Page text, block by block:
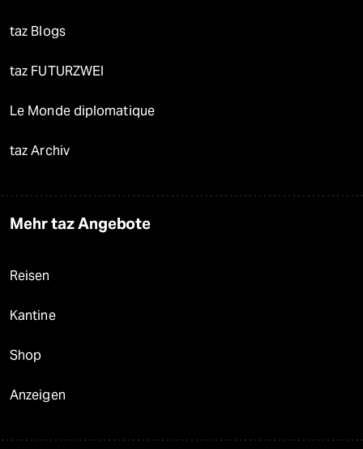
taz Blogs
taz FUTURZWEI
Le Monde diplomatique
taz Archiv
Mehr taz Angebote
Reisen
Kantine
Shop
Anzeigen